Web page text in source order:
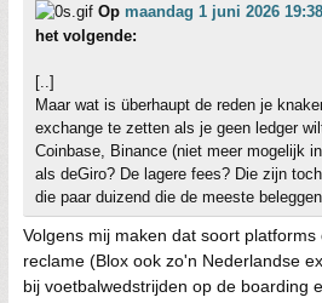
Op maandag 1 juni 2026 19:38
het volgende:
[..]
Maar wat is überhaupt de reden je
exchange te zetten als je geen ledger
Coinbase, Binance (niet meer mogelijk
als deGiro? De lagere fees? Die zijn
die paar duizend die de meeste
Volgens mij maken dat soort
reclame (Blox ook zo'n Nederlandse
bij voetbalwedstrijden op de boarding